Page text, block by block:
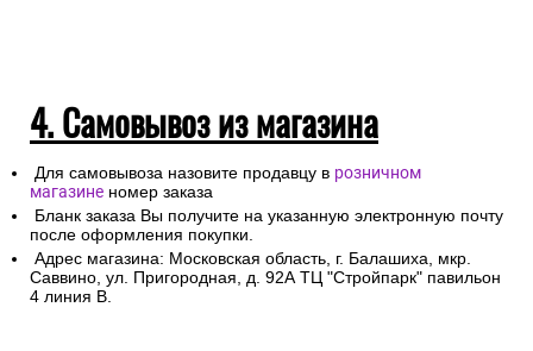
4. Самовывоз из магазина
Для самовывоза назовите продавцу в розничном
магазине номер заказа
Бланк заказа Вы получите на указанную электронную почту
после оформления покупки.
Адрес магазина: Московская область, г. Балашиха, мкр.
Саввино, ул. Пригородная, д. 92А ТЦ "Стройпарк" павильон
4 линия В.